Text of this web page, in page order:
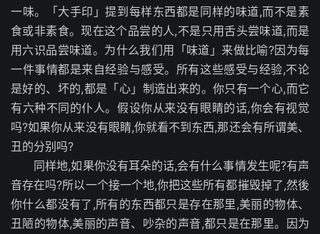
一味。「大手印」提到每样东西都是同样的味道,而不是素
食或非素食。现在这个品尝的人,不是只用舌头尝味道,而是
用六识品尝味道。为什么我们用「味道」来做比喻?因为每
一件事情都是来自经验与感受。所有这些感受与经验,不论
是好的、坏的,都是「心」制造出来的。你只有一个心,而它
有六种不同的仆人。假设你从来没有眼睛的话,你会有视觉
吗?如果你从来没有眼睛,你就看不到东西,那还会有所谓美、
丑的分别吗?
同样地,如果你没有耳朵的话,会有什么事情发生呢?有声
音存在吗?所以一个接一个地,你把这些所有都摧毁掉了,然後
你什么都没有了,所有的东西都只是存在那里,美丽的物体、
丑陋的物体,美丽的声音、吵杂的声音,都只是在那里。因为